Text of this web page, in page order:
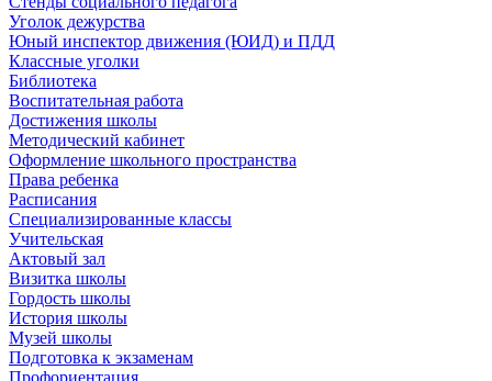
Уголок дежурства
Юный инспектор движения (ЮИД) и ПДД
Классные уголки
Библиотека
Воспитательная работа
Достижения школы
Методический кабинет
Оформление школьного пространства
Права ребенка
Расписания
Специализированные классы
Учительская
Актовый зал
Визитка школы
Гордость школы
История школы
Музей школы
Подготовка к экзаменам
Профориентация